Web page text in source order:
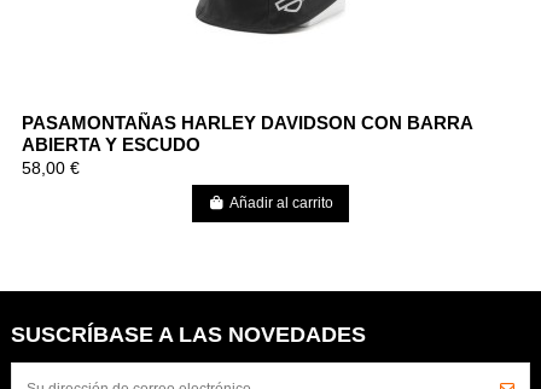
PASAMONTAÑAS HARLEY DAVIDSON CON BARRA
ABIERTA Y ESCUDO
58,00 €
Añadir al carrito
SUSCRÍBASE A LAS NOVEDADES